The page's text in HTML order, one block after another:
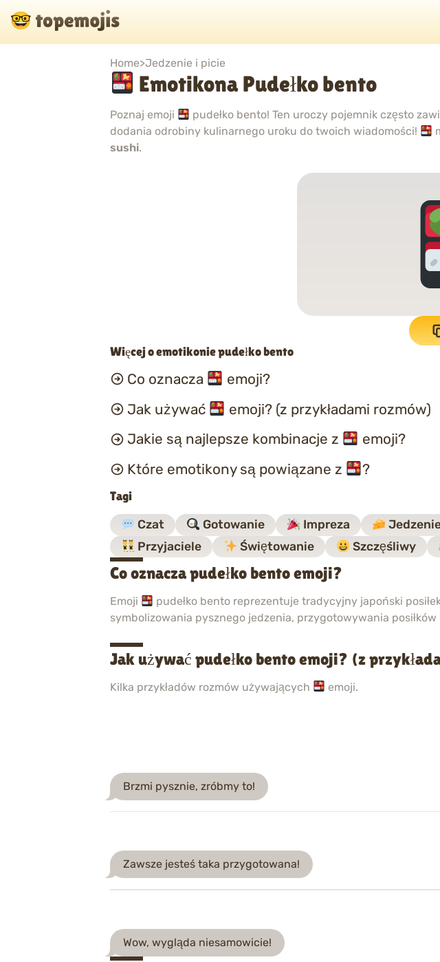
Home>Jedzenie i picie
Emotikona Pudełko bento
Poznaj emoji pudełko bento! Ten uroczy pojemnik często
dodania odrobiny kulinarnego uroku do twoich wiadomości!
sushi.
Więcej o emotikonie pudełko bento
Co oznacza
emoji?
Jak używać
emoji? (z przykładami rozmów)
Jakie są najlepsze kombinacje z
emoji?
Które emotikony są powiązane z
?
Tagi
Czat Gotowanie Impreza
Przyjaciele
Świętowanie Szczęśliwy
Co oznacza pudełko bento emoji?
Emoji
pudełko bento reprezentuje tradycyjny japoński
symbolizowania pysznego jedzenia, przygotowywania
Jak używać pudełko bento emoji? (z
Kilka przykładów rozmów używających emoji.
Brzmi pysznie, zróbmy to!
Zawsze jesteś taka przygotowana!
Wow, wygląda niesamowicie!